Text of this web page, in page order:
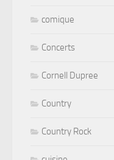
comique
Concerts
Cornell Dupree
Country
Country Rock